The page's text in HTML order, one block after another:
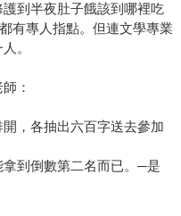
到半夜肚子餓該到哪裡吃
有專人指點。但連文學專業
。
：
，各抽出六百字送去參加
到倒數第二名而已。─是